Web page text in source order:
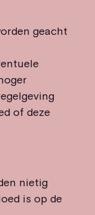
geacht
of deze
nietig
is op de